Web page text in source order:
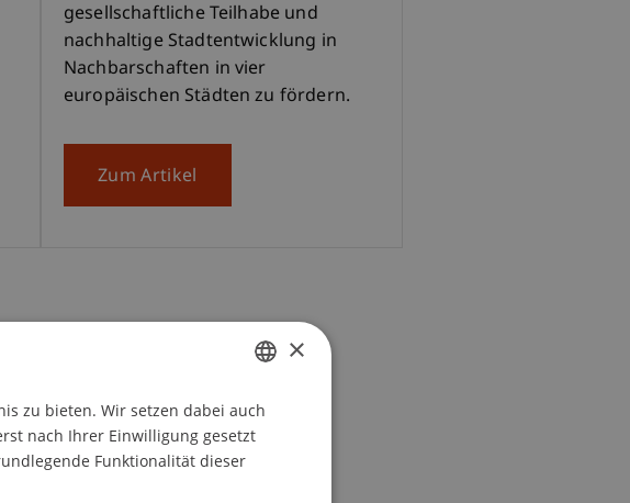
gesellschaftliche Teilhabe und
nachhaltige Stadtentwicklung in
Nachbarschaften in vier
europäischen Städten zu fördern.
Zum Artikel
GERMAN
ENGLISH
×
zu bieten. Wir setzen dabei auch
nach Ihrer Einwilligung gesetzt
Funktionalität dieser